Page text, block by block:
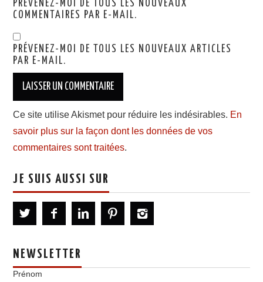
PRÉVENEZ-MOI DE TOUS LES NOUVEAUX
COMMENTAIRES PAR E-MAIL.
PRÉVENEZ-MOI DE TOUS LES NOUVEAUX ARTICLES
PAR E-MAIL.
Ce site utilise Akismet pour réduire les indésirables. En
savoir plus sur la façon dont les données de vos
commentaires sont traitées.
JE SUIS AUSSI SUR
NEWSLETTER
Prénom